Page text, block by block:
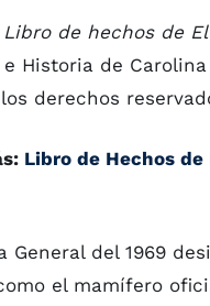
Libro de hechos de
Historia de
derechos
Libro de Hechos
General del 1969
el mamífero